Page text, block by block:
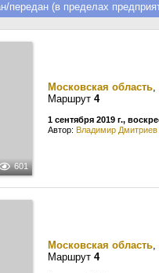
(в пределах
601
Московская область,
Маршрут 4
1 сентября 2019 г.,
Автор: Владимир Дмитриев
Московская область,
Маршрут 4